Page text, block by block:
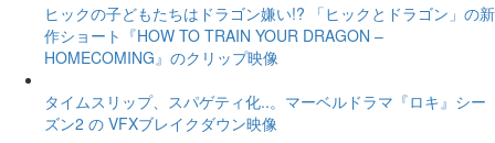
ヒックの子どもたちはドラゴン嫌い!? 「ヒックとドラゴン」の新
作ショート『HOW TO TRAIN YOUR DRAGON –
HOMECOMING』のクリップ映像
タイムスリップ、スパゲティ化..。マーベルドラマ『ロキ』シー
ズン2 の VFXブレイクダウン映像